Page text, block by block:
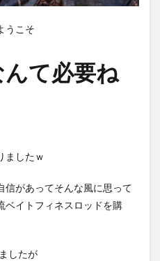
うこそ
て必要ね
ましたｗ
信があってそんな風に思って
ベイトフィネスロッドを購
したが